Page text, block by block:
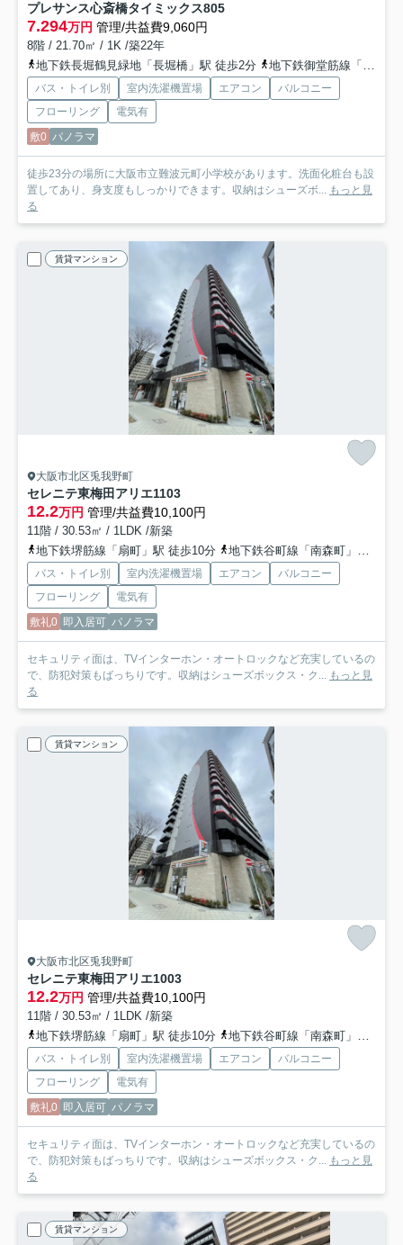
プレサンス心斎橋タイミックス805
7.294万円 管理/共益費9,060円
8階 / 21.70㎡ / 1K /築22年
地下鉄長堀鶴見緑地「長堀橋」駅 徒歩2分
地下鉄御堂筋線「心斎橋」駅 徒歩7分
バス・トイレ別 室内洗濯機置場 エアコン
バルコニー
フローリング
電気有
敷0 パノラマ
徒歩23分の場所に大阪市立難波元町小学校があります。洗面化粧台も設
置してあり、身支度もしっかりできます。収納はシューズボ... もっと見
る
賃貸マンション
大阪市北区兎我野町
セレニテ東梅田アリエ1103
12.2万円 管理/共益費10,100円
11階 / 30.53㎡ / 1LDK /新築
地下鉄堺筋線「扇町」駅 徒歩10分
地下鉄谷町線「南森町」駅 徒歩10分
バス・トイレ別 室内洗濯機置場 エアコン
バルコニー
フローリング
電気有
敷礼0 即入居可 パノラマ
セキュリティ面は、TVインターホン・オートロックなど充実しているの
で、防犯対策もばっちりです。収納はシューズボックス・ク... もっと見
る
賃貸マンション
大阪市北区兎我野町
セレニテ東梅田アリエ1003
12.2万円 管理/共益費10,100円
11階 / 30.53㎡ / 1LDK /新築
地下鉄堺筋線「扇町」駅 徒歩10分
地下鉄谷町線「南森町」駅 徒歩10分
バス・トイレ別 室内洗濯機置場 エアコン
バルコニー
フローリング
電気有
敷礼0 即入居可 パノラマ
セキュリティ面は、TVインターホン・オートロックなど充実しているの
で、防犯対策もばっちりです。収納はシューズボックス・ク... もっと見
る
賃貸マンション